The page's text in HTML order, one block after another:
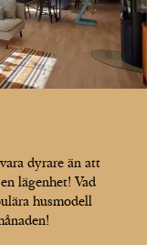
dyrare än att
lägenhet! Vad
husmodell